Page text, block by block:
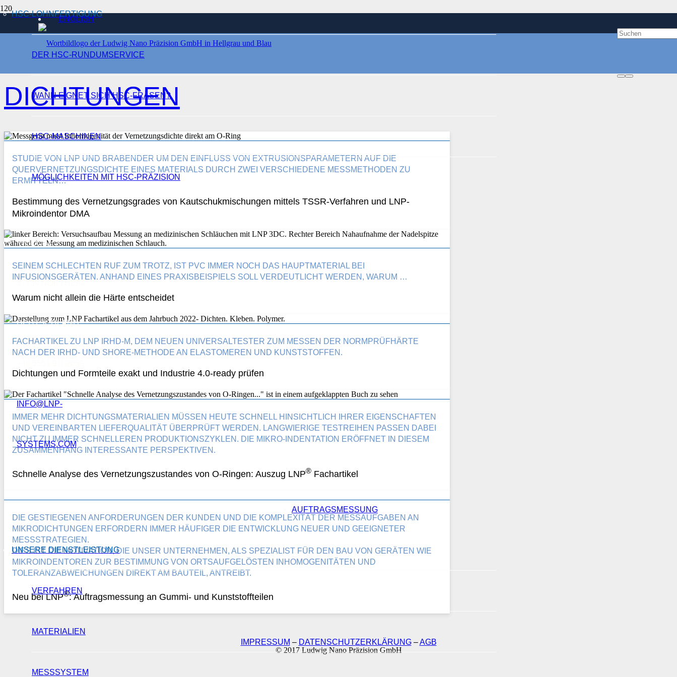
ENGLISH
HSC-LOHNFERTIGUNG
DER HSC-RUNDUMSERVICE
WANN EIGNET SICH HSC-FRÄSEN?
HSC-MASCHINEN
MÖGLICHKEITEN MIT HSC-PRÄZISION
PRIECHE 7
DEUTSCHLAND
INFO@LNP-
SYSTEMS.COM
AUFTRAGSMESSUNG
UNSERE DIENSTLEISTUNG
VERFAHREN
MATERIALIEN
MESSSYSTEM
START
DICHTUNGEN
DICHTUNGEN
STUDIE VON LNP UND BRABENDER UM DEN EINFLUSS VON EXTRUSIONSPARAMETERN AUF DIE
QUERVERNETZUNGSDICHTE EINES MATERIALS DURCH ZWEI VERSCHIEDENE MESSMETHODEN ZU
ERMITTELN…
Bestimmung des Vernetzungsgrades von Kautschukmischungen mittels TSSR-Verfahren und LNP-
Mikroindentor DMA
SEINEM SCHLECHTEN RUF ZUM TROTZ, IST PVC IMMER NOCH DAS HAUPTMATERIAL BEI
INFUSIONSGERÄTEN. ANHAND EINES PRAXISBEISPIELS SOLL VERDEUTLICHT WERDEN, WARUM …
Warum nicht allein die Härte entscheidet
FACHARTIKEL ZU LNP IRHD-M, DEM NEUEN UNIVERSALTESTER ZUM MESSEN DER NORMPRÜFHÄRTE
NACH DER IRHD- UND SHORE-METHODE AN ELASTOMEREN UND KUNSTSTOFFEN.
Dichtungen und Formteile exakt und Industrie 4.0-ready prüfen
IMMER MEHR DICHTUNGSMATERIALIEN MÜSSEN HEUTE SCHNELL HINSICHTLICH IHRER EIGENSCHAFTEN
UND VEREINBARTEN LIEFERQUALITÄT ÜBERPRÜFT WERDEN. LANGWIERIGE TESTREIHEN PASSEN DABEI
NICHT ZU IMMER SCHNELLEREN PRODUKTIONSZYKLEN. DIE MIKRO-INDENTATION ERÖFFNET IN DIESEM
ZUSAMMENHANG INTERESSANTE PERSPEKTIVEN.
Schnelle Analyse des Vernetzungszustandes von O-Ringen: Auszug LNP® Fachartikel
DIE GESTIEGENEN ANFORDERUNGEN DER KUNDEN UND DIE KOMPLEXITÄT DER MESSAUFGABEN AN
MIKRODICHTUNGEN ERFORDERN IMMER HÄUFIGER DIE ENTWICKLUNG NEUER UND GEEIGNETER
MESSSTRATEGIEN.
DIES IST DIE MOTIVATION, DIE UNSER UNTERNEHMEN, ALS SPEZIALIST FÜR DEN BAU VON GERÄTEN WIE
MIKROINDENTOREN ZUR BESTIMMUNG VON ORTSAUFGELÖSTEN INHOMOGENITÄTEN UND
TOLERANZABWEICHUNGEN DIREKT AM BAUTEIL, ANTREIBT.
Neu bei LNP®: Auftragsmessung an Gummi- und Kunststoffteilen
IMPRESSUM – DATENSCHUTZERKLÄRUNG–AGB
© 2017 Ludwig Nano Präzision GmbH